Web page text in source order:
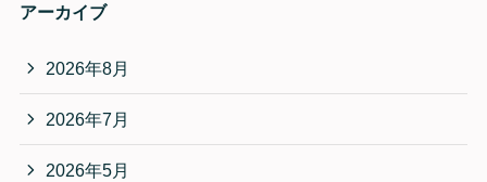
アーカイブ
2026年8月
2026年7月
2026年5月